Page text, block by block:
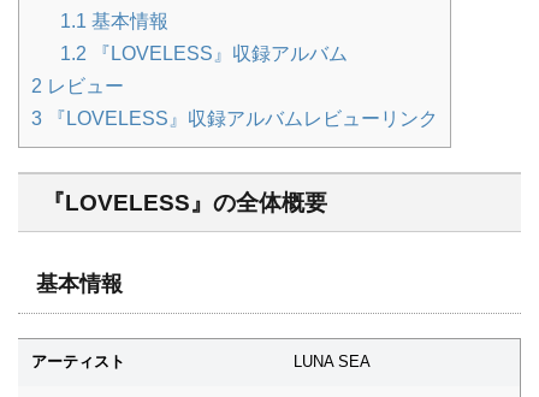
1.1 基本情報
1.2 『LOVELESS』収録アルバム
2 レビュー
3 『LOVELESS』収録アルバムレビューリンク
『LOVELESS』の全体概要
基本情報
アーティスト LUNA SEA